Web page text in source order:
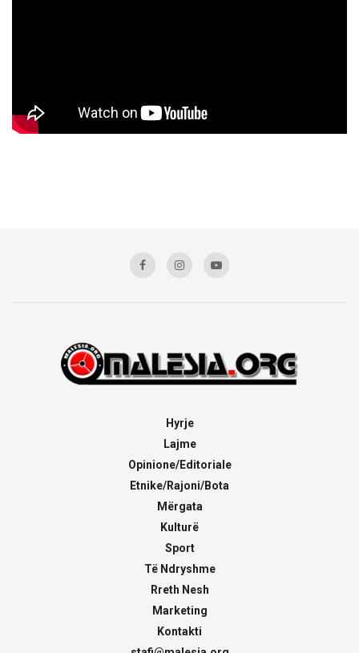
Hyrje
Lajme
Opinione/Editoriale
Etnike/Rajoni/Bota
Mërgata
Kulturë
Sport
Të Ndryshme
Rreth Nesh
Marketing
Kontakti